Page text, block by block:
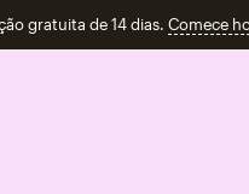
gratuita de 14 dias. Comece